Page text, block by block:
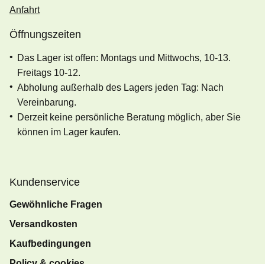
Anfahrt
Öffnungszeiten
Das Lager ist offen: Montags und Mittwochs, 10-13.
Freitags 10-12.
Abholung außerhalb des Lagers jeden Tag: Nach
Vereinbarung.
Derzeit keine persönliche Beratung möglich, aber Sie
können im Lager kaufen.
Kundenservice
Gewöhnliche Fragen
Versandkosten
Kaufbedingungen